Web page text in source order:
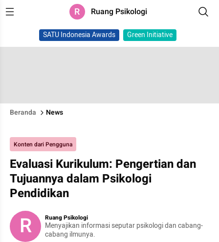
R Ruang Psikologi
SATU Indonesia Awards Green Initiative
Beranda News
Konten dari Pengguna
Evaluasi Kurikulum: Pengertian dan
Tujuannya dalam Psikologi
Pendidikan
R Ruang Psikologi
Menyajikan informasi seputar psikologi dan cabang-
cabang ilmunya.